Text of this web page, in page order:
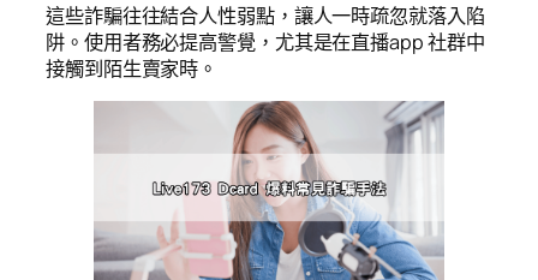
這些詐騙往往結合人性弱點，讓人一時疏忽就落入陷
阱。使用者務必提高警覺，尤其是在直播app 社群中
接觸到陌生賣家時。